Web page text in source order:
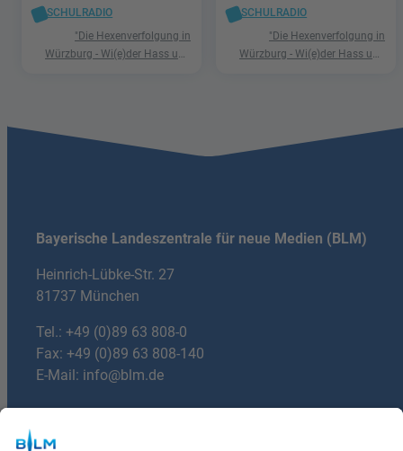
SCHULRADIO
"Die Hexenverfolgung in
Würzburg - Wi(e)der Hass und
SCHULRADIO
"Die Hexenverfolgung in
Würzburg - Wi(e)der Hass und
Bayerische Landeszentrale für neue Medien (BLM)
Heinrich-Lübke-Str. 27
81737 München
Tel.: +49 (0)89 63 808-0
Fax: +49 (0)89 63 808-140
E-Mail: info@blm.de